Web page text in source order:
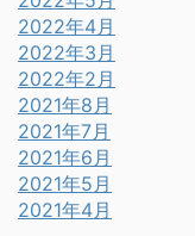
2022年4月
2022年3月
2022年2月
2021年8月
2021年7月
2021年6月
2021年5月
2021年4月